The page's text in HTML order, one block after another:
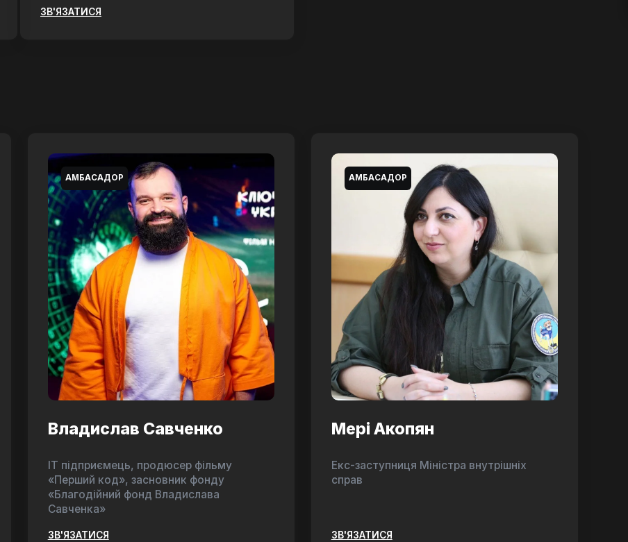
ЗВ'ЯЗАТИСЯ
АМБАСАДОР
Владислав Савченко
ІТ підприємець, продюсер фільму
«Перший код», засновник фонду
«Благодійний фонд Владислава
Савченка»
ЗВ'ЯЗАТИСЯ
АМБАСАДОР
Мері Акопян
Екс-заступниця Міністра внутрішніх
справ
ЗВ'ЯЗАТИСЯ